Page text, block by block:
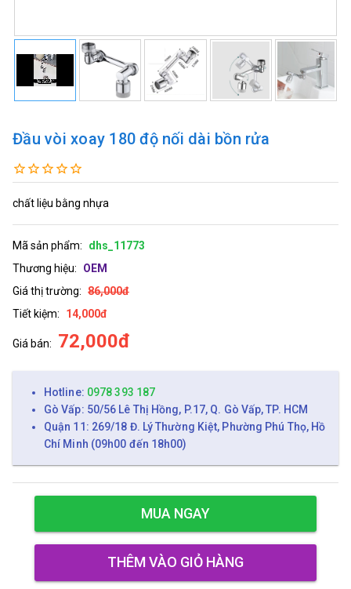
Đầu vòi xoay 180 độ nối dài bồn rửa
chất liệu bằng nhựa
Mã sản phẩm:
dhs_11773
Thương hiệu:
OEM
Giá thị trường: 86,000đ
Tiết kiệm:
14,000đ
Giá bán: 72,000đ
Hotline: 0978 393 187
Gò Vấp: 50/56 Lê Thị Hồng, P.17, Q. Gò Vấp, TP. HCM
Quận 11: 269/18 Đ. Lý Thường Kiệt, Phường Phú Thọ, Hồ
Chí Minh (09h00 đến 18h00)
MUA NGAY
THÊM VÀO GIỎ HÀNG